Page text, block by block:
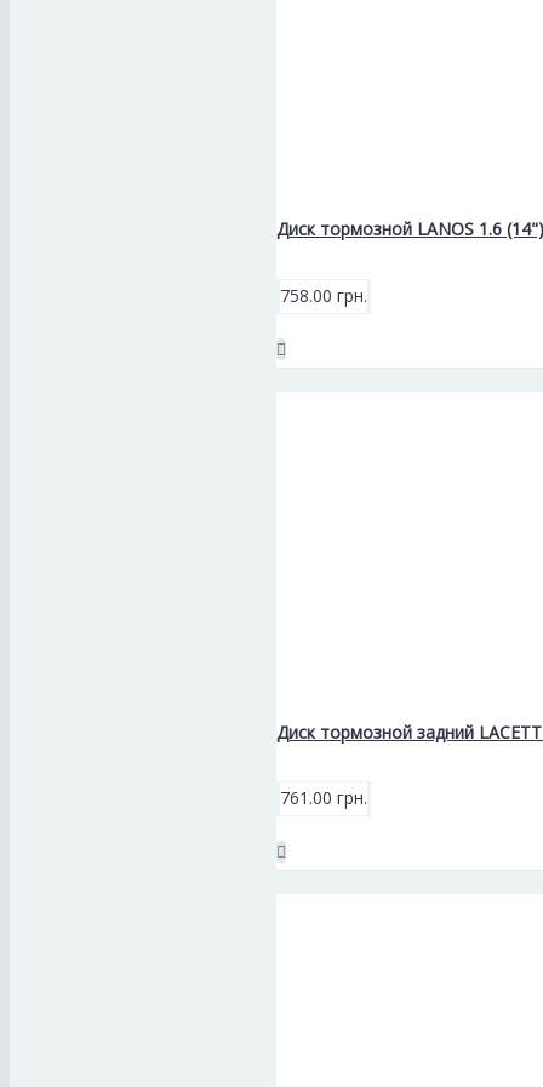
Диск тормозной LANOS 1.6
758.00 грн.
Диск тормозной задний
761.00 грн.